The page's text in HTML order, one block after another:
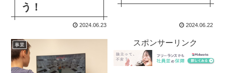
う！
2024.06.23 2024.06.22
事業 スポンサーリンク